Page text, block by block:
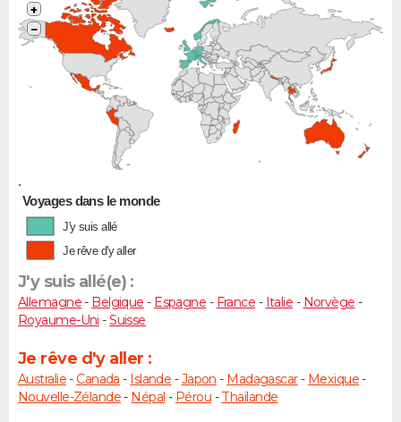
•
+
−
Voyages dans le monde
J'y suis allé
Je rêve d'y aller
J'y suis allé(e) :
Allemagne- Belgique - Espagne - France - Italie - Norvège -
Royaume-Uni -Suisse
Je rêve d'y aller :
Australie- Canada - Islande -Japon - Madagascar- Mexique-
Nouvelle-Zélande- Népal - Pérou -Thaïlande